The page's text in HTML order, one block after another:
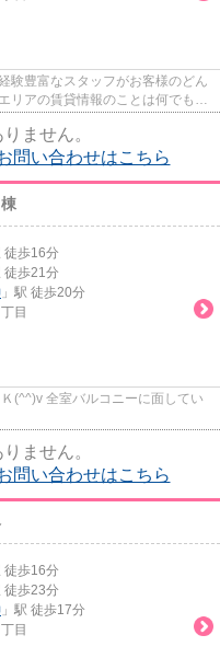
験豊富なスタッフがお客様のどん
リアの賃貸情報のことは何でもお
ません。
問い合わせはこちら
徒歩16分
徒歩21分
」駅 徒歩20分
目
(^^)v 全室バルコニーに面してい
ません。
問い合わせはこちら
徒歩16分
徒歩23分
」駅 徒歩17分
目